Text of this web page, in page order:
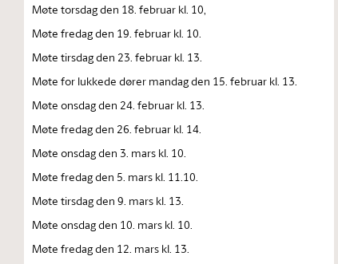
Møte torsdag den 18. februar kl. 10,
Møte fredag den 19. februar kl. 10.
Møte tirsdag den 23. februar kl. 13.
Møte for lukkede dører mandag den 15. februar kl. 13.
Møte onsdag den 24. februar kl. 13.
Møte fredag den 26. februar kl. 14.
Møte onsdag den 3. mars kl. 10.
Møte fredag den 5. mars kl. 11.10.
Møte tirsdag den 9. mars kl. 13.
Møte onsdag den 10. mars kl. 10.
Møte fredag den 12. mars kl. 13.